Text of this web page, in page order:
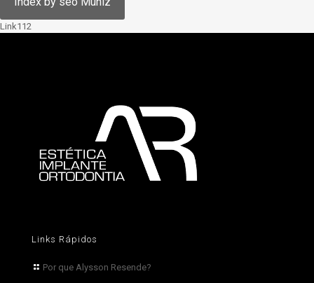
Links Rápidos
Por que Alysson Resende?
Link112